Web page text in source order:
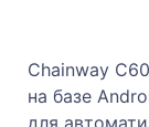
Chainway
на базе
для